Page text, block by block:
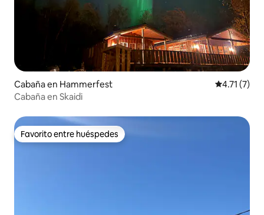
Cabaña en Hammerfest Calificación
4.71 (7)
Cabaña en Skaidi
Favorito entre huéspedes
Favorito entre huéspedes